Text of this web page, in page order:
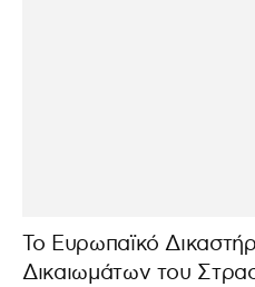
Το Ευρωπαϊκό
Δικαιωμάτων του